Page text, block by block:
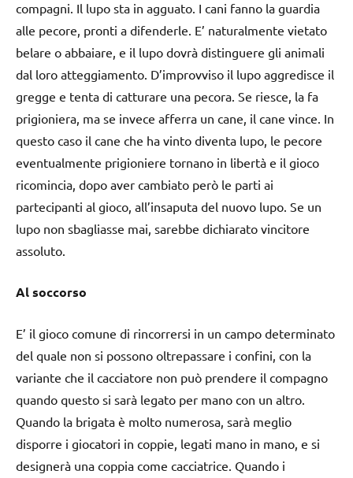
compagni. Il lupo sta in agguato. I cani fanno la guardia
alle pecore, pronti a difenderle. E’ naturalmente vietato
belare o abbaiare, e il lupo dovrà distinguere gli animali
dal loro atteggiamento. D’improvviso il lupo aggredisce il
gregge e tenta di catturare una pecora. Se riesce, la fa
prigioniera, ma se invece afferra un cane, il cane vince. In
questo caso il cane che ha vinto diventa lupo, le pecore
eventualmente prigioniere tornano in libertà e il gioco
ricomincia, dopo aver cambiato però le parti ai
partecipanti al gioco, all’insaputa del nuovo lupo. Se un
lupo non sbagliasse mai, sarebbe dichiarato vincitore
assoluto.
Al soccorso
E’ il gioco comune di rincorrersi in un campo determinato
del quale non si possono oltrepassare i confini, con la
variante che il cacciatore non può prendere il compagno
quando questo si sarà legato per mano con un altro.
Quando la brigata è molto numerosa, sarà meglio
disporre i giocatori in coppie, legati mano in mano, e si
designerà una coppia come cacciatrice. Quando i